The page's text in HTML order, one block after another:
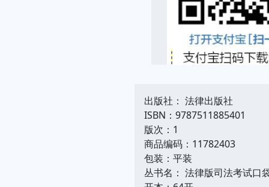
出版社： 法律出版社
ISBN：9787511885401
版次：1
商品编码：11782403
包装：平装
丛书名： 法律版司法考试口